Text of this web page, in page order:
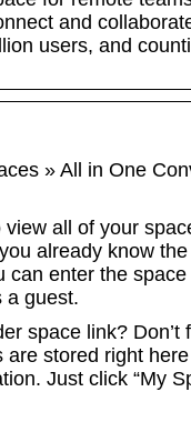
and
users, and
» All in One
view all of your
already know
can enter the
a guest.
space link? Don’t
are stored right
Just click “My